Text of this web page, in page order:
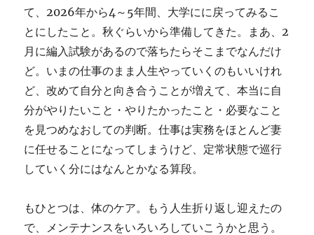
て、2026年から4～5年間、大学にに戻ってみるこ
とにしたこと。秋ぐらいから準備してきた。まあ、2
月に編入試験があるので落ちたらそこまでなんだけ
ど。いまの仕事のまま人生やっていくのもいいけれ
ど、改めて自分と向き合うことが増えて、本当に自
分がやりたいこと・やりたかったこと・必要なこと
を見つめなおしての判断。仕事は実務をほとんど妻
に任せることになってしまうけど、定常状態で巡行
していく分にはなんとかなる算段。
もひとつは、体のケア。もう人生折り返し迎えたの
で、メンテナンスをいろいろしていこうかと思う。